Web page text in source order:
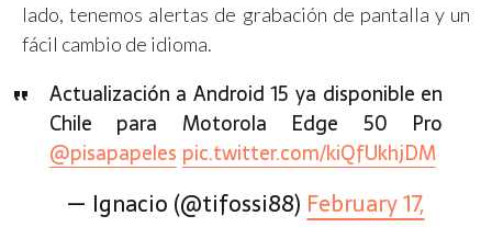
lado, tenemos alertas de grabación de pantalla y un
fácil cambio de idioma.
Actualización a Android 15 ya disponible en
Chile para Motorola Edge 50 Pro
@pisapapeles pic.twitter.com/kiQfUkhjDM
— Ignacio (@tifossi88) February 17,